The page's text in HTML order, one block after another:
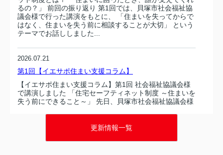
るの？」 前回の振り返り 第1回では、貝塚市社会福祉協
議会様で行った講演をもとに、 「住まいを失ってからで
はなく、住まいを失う前に相談することが大切」 という
テーマでお話ししました...
2026.07.21
第1回【イエサポ住まい支援コラム】
【イエサポ住まい支援コラム】第1回 社会福祉協議会様
で講演しました 「住宅セーフティネット制度 ～住まいを
失う前にできること～」 先日、貝塚市社会福祉協議会様
を行いました。講演では、住まいを失...
更新情報一覧